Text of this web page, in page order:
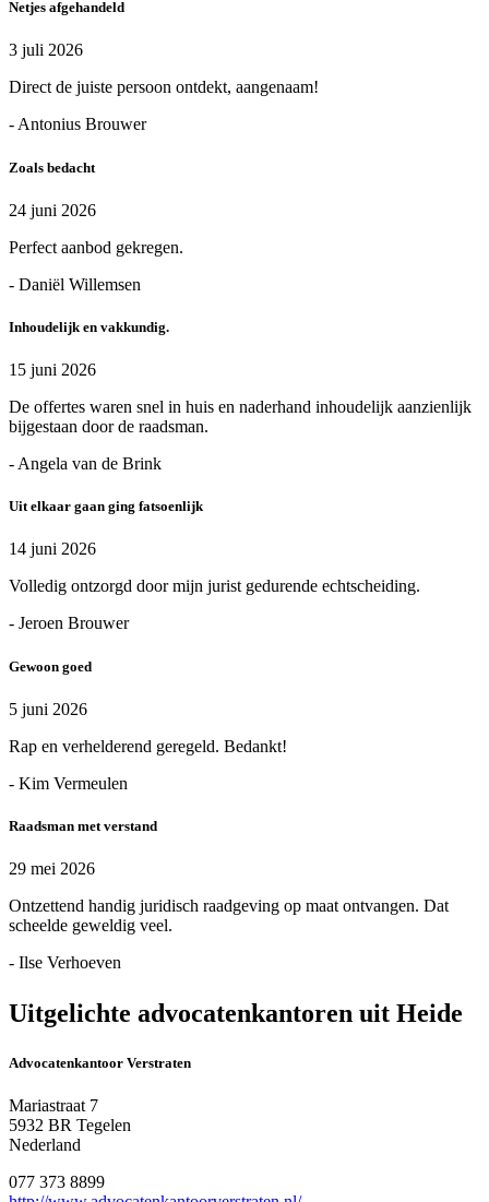
Netjes afgehandeld
3 juli 2026
Direct de juiste persoon ontdekt, aangenaam!
- Antonius Brouwer
Zoals bedacht
24 juni 2026
Perfect aanbod gekregen.
- Daniël Willemsen
Inhoudelijk en vakkundig.
15 juni 2026
De offertes waren snel in huis en naderhand inhoudelijk aanzienlijk
bijgestaan door de raadsman.
- Angela van de Brink
Uit elkaar gaan ging fatsoenlijk
14 juni 2026
Volledig ontzorgd door mijn jurist gedurende echtscheiding.
- Jeroen Brouwer
Gewoon goed
5 juni 2026
Rap en verhelderend geregeld. Bedankt!
- Kim Vermeulen
Raadsman met verstand
29 mei 2026
Ontzettend handig juridisch raadgeving op maat ontvangen. Dat
scheelde geweldig veel.
- Ilse Verhoeven
Uitgelichte advocatenkantoren uit Heide
Advocatenkantoor Verstraten
Mariastraat 7
5932 BR Tegelen
Nederland
077 373 8899